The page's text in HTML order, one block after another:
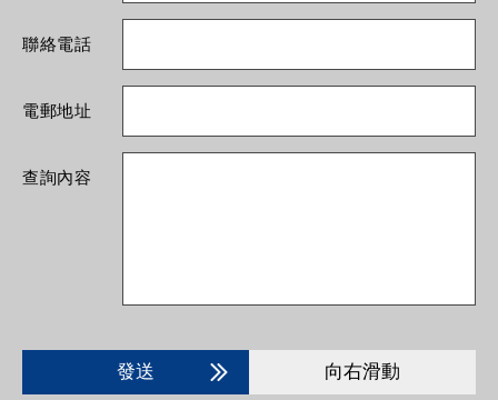
聯絡電話
電郵地址
查詢內容
發送 向右滑動